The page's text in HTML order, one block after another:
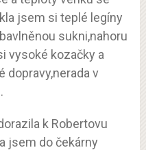
jsem si teplé legíny
sukni,nahoru
vysoké kozačky a
dopravy,nerada v
k Robertovu
jsem do čekárny